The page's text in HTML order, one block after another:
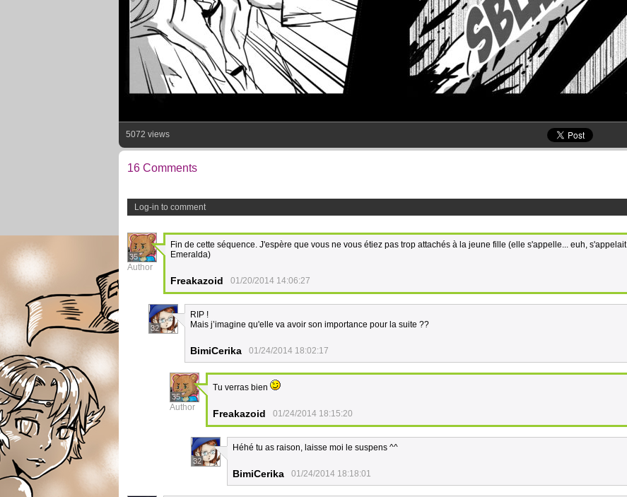
5072 views
16 Comments
Log-in to comment
35
Author
Fin de cette séquence. J'espère que vous ne vous étiez pas trop attachés à la jeune fille (elle s'appelle... euh, s'appelait
Emeralda)
Freakazoid 01/20/2014 14:06:27
32
RIP !
Mais j’imagine qu'elle va avoir son importance pour la suite ??
BimiCerika 01/24/2014 18:02:17
35
Author
Tu verras bien
Freakazoid 01/24/2014 18:15:20
32
Héhé tu as raison, laisse moi le suspens ^^
BimiCerika 01/24/2014 18:18:01